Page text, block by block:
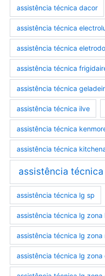
assistência técnica dacor
assistência técnica
assistência técnica
assistência técnica
assistência técnica
assistência técnica ilve
assistência técnica
assistência técnica
assistência
assistência técnica lg sp
assistência técnica lg zona
assistência técnica lg zona
assistência técnica lg zona